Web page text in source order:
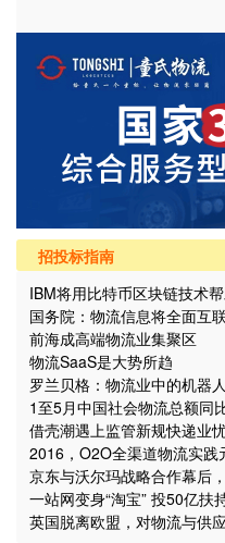
招投标指南
IBM将用比特币区块链技术
国务院：物流信息将全面互
前海成高端物流业集聚区
物流SaaS是大势所趋
罗兰贝格：物流业中的机器
1至5月中国社会物流总额同
借壳潮遇上监管新规快递业
2016，O2O全渠道物流实践
京东与沃尔玛战略合作幕后
个“坑”？
一站网变身“淘宝” 投50亿扶
英国脱离欧盟，对物流与供